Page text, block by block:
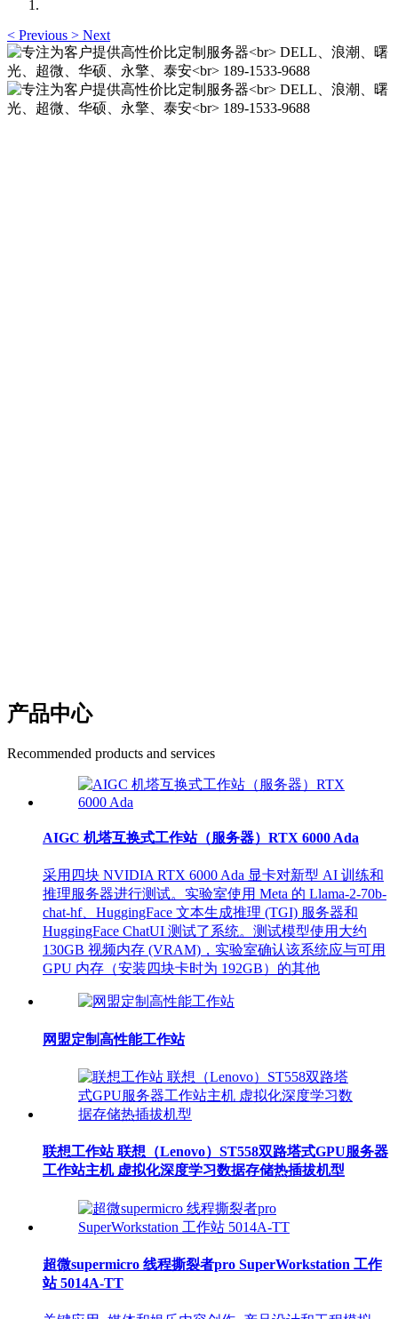
< Previous > Next
产品中心
Recommended products and services
AIGC 机塔互换式工作站（服务器）RTX 6000 Ada
采用四块 NVIDIA RTX 6000 Ada 显卡对新型 AI 训练和
推理服务器进行测试。实验室使用 Meta 的 Llama-2-70b-
chat-hf、HuggingFace 文本生成推理 (TGI) 服务器和
HuggingFace ChatUI 测试了系统。测试模型使用大约
130GB 视频内存 (VRAM)，实验室确认该系统应与可用
GPU 内存（安装四块卡时为 192GB）的其他
网盟定制高性能工作站
联想工作站 联想（Lenovo）ST558双路塔式GPU服务器
工作站主机 虚拟化深度学习数据存储热插拔机型
超微supermicro 线程撕裂者pro SuperWorkstation 工作
站 5014A-TT